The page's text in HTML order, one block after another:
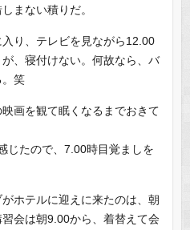
まない積りだ。
り、テレビを見ながら12.00
、寝付けない。何故なら、バ
。笑
画を観て眠くなるまでおきて
じたので、7.00時目覚ましを
ホテルに迎えに来たのは、朝
会は朝9.00から、着替えて会